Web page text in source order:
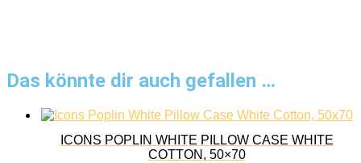
Das könnte dir auch gefallen …
ICONS POPLIN WHITE PILLOW CASE WHITE
COTTON, 50×70